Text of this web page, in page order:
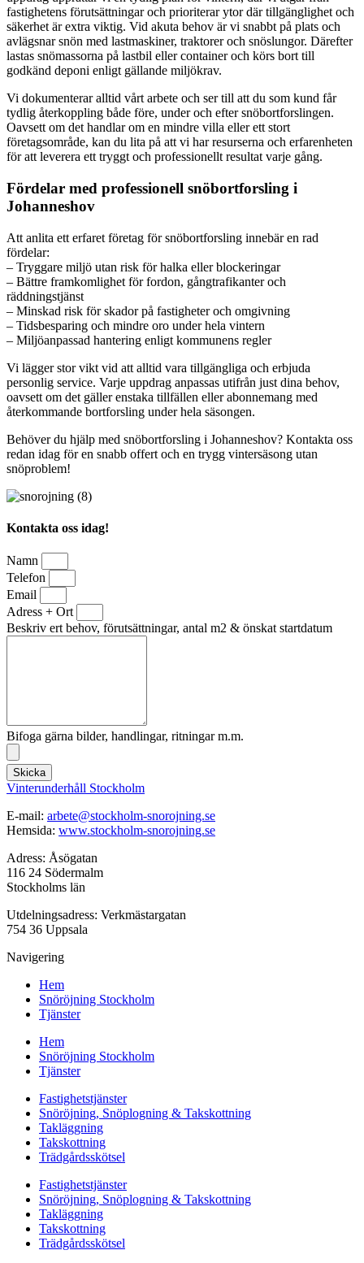
fastighetens förutsättningar och prioriterar ytor där tillgänglighet och
säkerhet är extra viktig. Vid akuta behov är vi snabbt på plats och
avlägsnar snön med lastmaskiner, traktorer och snöslungor. Därefter
lastas snömassorna på lastbil eller container och körs bort till
godkänd deponi enligt gällande miljökrav.
Vi dokumenterar alltid vårt arbete och ser till att du som kund får
tydlig återkoppling både före, under och efter snöbortforslingen.
Oavsett om det handlar om en mindre villa eller ett stort
företagsområde, kan du lita på att vi har resurserna och erfarenheten
för att leverera ett tryggt och professionellt resultat varje gång.
Fördelar med professionell snöbortforsling i
Johanneshov
Att anlita ett erfaret företag för snöbortforsling innebär en rad
fördelar:
– Tryggare miljö utan risk för halka eller blockeringar
– Bättre framkomlighet för fordon, gångtrafikanter och
räddningstjänst
– Minskad risk för skador på fastigheter och omgivning
– Tidsbesparing och mindre oro under hela vintern
– Miljöanpassad hantering enligt kommunens regler
Vi lägger stor vikt vid att alltid vara tillgängliga och erbjuda
personlig service. Varje uppdrag anpassas utifrån just dina behov,
oavsett om det gäller enstaka tillfällen eller abonnemang med
återkommande bortforsling under hela säsongen.
Behöver du hjälp med snöbortforsling i Johanneshov? Kontakta oss
redan idag för en snabb offert och en trygg vintersäsong utan
snöproblem!
Kontakta oss idag!
Namn
Telefon
Email
Adress + Ort
Beskriv ert behov, förutsättningar, antal m2 & önskat startdatum
Bifoga gärna bilder, handlingar, ritningar m.m.
Skicka
Vinterunderhåll Stockholm
E-mail: arbete@stockholm-snorojning.se
Hemsida: www.stockholm-snorojning.se
Adress: Åsögatan
116 24 Södermalm
Stockholms län
Utdelningsadress: Verkmästargatan
754 36 Uppsala
Navigering
Hem
Snöröjning Stockholm
Tjänster
Hem
Snöröjning Stockholm
Tjänster
Fastighetstjänster
Snöröjning, Snöplogning & Takskottning
Takläggning
Takskottning
Trädgårdsskötsel
Fastighetstjänster
Snöröjning, Snöplogning & Takskottning
Takläggning
Takskottning
Trädgårdsskötsel